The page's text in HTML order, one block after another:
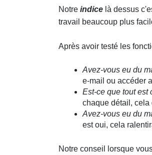
Notre indice là dessus
travail beaucoup plus
Après avoir testé les
Avez-vous eu du
e-mail ou accéder
Est-ce que tout est
chaque détail, cela
Avez-vous eu du
est oui, cela
Notre conseil lorsque